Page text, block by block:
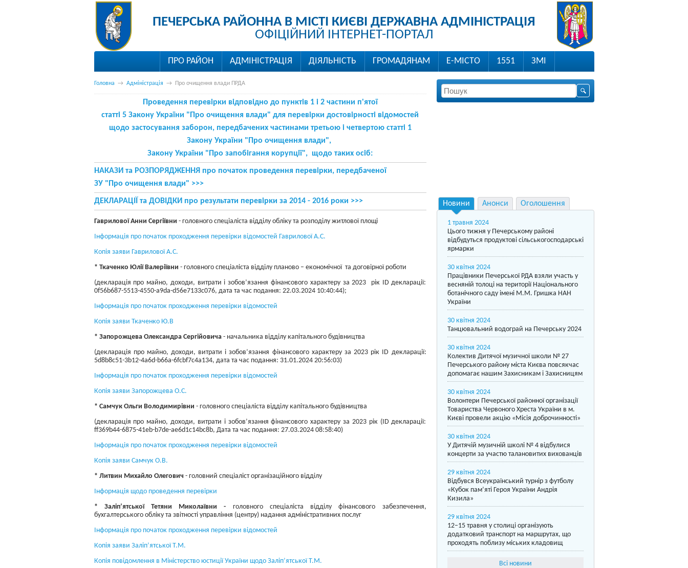
ПЕЧЕРСЬКА РАЙОННА В МІСТІ КИЄВІ ДЕРЖАВНА АДМІНІСТРАЦІЯ
ОФІЦІЙНИЙ ІНТЕРНЕТ-ПОРТАЛ
ПРО РАЙОН АДМІНІСТРАЦІЯ ДІЯЛЬНІСТЬ ГРОМАДЯНАМ Е-МІСТО 1551 ЗМІ
Головна → Адміністрація → Про очищення влади ПРДА
Проведення перевірки відповідно до пунктів 1 і 2 частини п'ятої
статті 5 Закону України "Про очищення влади" для перевірки достовірності відомостей
щодо застосування заборон, передбачених частинами третьою і четвертою статті 1
Закону України "Про очищення влади",
Закону України " Про запобігання корупції", щодо таких осіб:
НАКАЗИ та РОЗПОРЯДЖЕННЯ про початок проведення перевірки, передбаченої
ЗУ "Про очищення влади" >>>
ДЕКЛАРАЦІЇ та ДОВІДКИ про результати перевірки за 2014 - 2016роки >>>
Гаврилової Анни Сергіївни - головного спеціаліста відділу обліку та розподілу житлової площі
Інформація про початок проходження перевірки відомостей Гаврилової А.С.
Копія заяви Гаврилової А.С.
* Ткаченко Юлії Валеріївни - головного спеціаліста відділу планово – економічної та договірної роботи
(декларація про майно, доходи, витрати і зобов’язання фінансового характеру за 2023 рік ID декларації:
0f56b687-5513-4550-a9da-d56e7133c076, дата та час подання: 22.03.2024 10:40:44);
Інформація про початок проходження перевірки відомостей
Копія заяви Ткаченко Ю.В
* Запорожцева Олександра Сергійовича- начальника відділу капітального будівництва
(декларація про майно, доходи, витрати і зобов’язання фінансового характеру за 2023 рік ID декларації:
5d8b8c51-3b12-4a6d-b66a-6fcbf7c4a134, дата та час подання: 31.01.2024 20:56:03)
Інформація про початок проходження перевірки відомостей
Копія заяви Запорожцева О.С.
* Самчук Ольги Володимирівни - головного спеціаліста відділу капітального будівництва
(декларація про майно, доходи, витрати і зобов’язання фінансового характеру за 2023 рік (ID декларації:
ff369b44-6875-41eb-b7de-ae6d1c14bc8b, Дата та час подання: 27.03.2024 08:58:40)
Інформація про початок проходження перевірки відомостей
Копія заяви Самчук О.В.
* Литвин Михайло Олегович - головний спеціаліст організаційного відділу
Інформація щодо проведення перевірки
* Заліп’ятської Тетяни Миколаївни - головного спеціаліста відділу фінансового забезпечення,
бухгалтерського обліку та звітності управління (центру) надання адміністративних послуг
Інформація про початок проходження перевірки відомостей
Копія заяви Заліп’ятської Т.М.
Копія повідомлення в Міністерство юстиції України щодо Заліп’ятської Т.М.
Новини Анонси Оголошення
1 травня 2024
Цього тижня у Печерському районі
відбудуться продуктові сільськогосподарські
ярмарки
30 квітня 2024
Працівники Печерської РДА взяли участь у
весняній толоці на території Національного
ботанічного саду імені М.М. Гришка НАН
України
30 квітня 2024
Танцювальний водограй на Печерську 2024
30 квітня 2024
Колектив Дитячої музичної школи № 27
Печерського району міста Києва повсякчас
допомагає нашим Захисникам і Захисницям
30 квітня 2024
Волонтери Печерської районної організації
Товариства Червоного Хреста України в м.
Києві провели акцію «Місія доброчинності»
30 квітня 2024
У Дитячій музичній школі № 4 відбулися
концерти за участю талановитих вихованців
29 квітня 2024
Відбувся Всеукраїнський турнір з футболу
«Кубок пам’яті Героя України Андрія
Кизила»
29 квітня 2024
12–15 травня у столиці організують
додатковий транспорт на маршрутах, що
проходять поблизу міських кладовищ
Всі новини